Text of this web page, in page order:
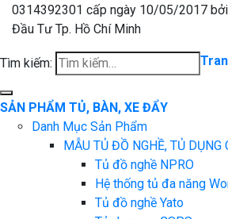
0314392301 cấp ngày 10/05/2017 bởi
Đầu Tư Tp. Hồ Chí Minh
Tìm kiếm:
SẢN PHẨM TỦ, BÀN, XE ĐẨY
Danh Mục Sản Phẩm
MẪU TỦ ĐỒ NGHỀ, TỦ DỤNG
Tủ đồ nghề NPRO
Hệ thống tủ đa năng
Tủ đồ nghề Yato